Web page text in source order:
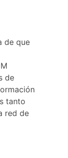
de que
de
tanto
red de